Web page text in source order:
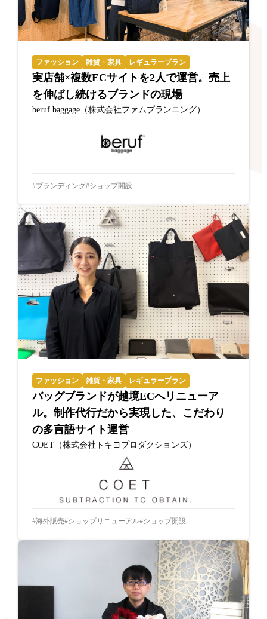
ファッション 雑貨・家具 レギュラープラン
実店舗×複数ECサイトを2人で運営。売上
を伸ばし続けるブランドの現場
beruf baggage（株式会社ファムプランニング）
ブランディング ショップ開設
ファッション 雑貨・家具 レギュラープラン
バッグブランドが越境ECへリニューア
ル。制作代行だから実現した、こだわり
の多言語サイト運営
COET（株式会社トキヨプロダクションズ）
海外販売 ショップリニューアル ショップ開設